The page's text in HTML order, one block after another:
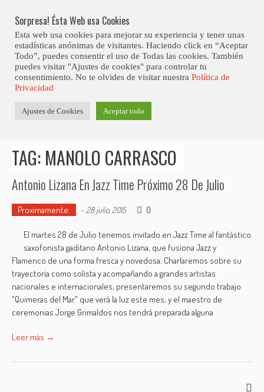
content
Club Contest.
Posts tagged "Manolo Carrasco"
TAG: MANOLO CARRASCO
Antonio Lizana En Jazz Time Próximo 28 De Julio
Proximamente: - 28 julio, 2015 0
El martes 28 de Julio tenemos invitado en Jazz Time al fantástico
saxofonista gaditano Antonio Lizana, que fusiona Jazz y
Flamenco de una forma fresca y novedosa. Charlaremos sobre su
trayectoria como solista y acompañando a grandes artistas
nacionales e internacionales, presentaremos su segundo trabajo
"Quimeras del Mar" que verá la luz este mes, y el maestro de
ceremonias Jorge Grimaldos nos tendrá preparada alguna
Leer más →
Sorpresa! Ésta Web usa Cookies
Esta web usa cookies para mejorar su experiencia y tener unas
estadísticas anónimas de visitantes. Haciendo click en “Aceptar
Todo”, puedes consentir el uso de Todas las cookies. También
puedes visitar "Ajustes de cookies" para controlar tu
consentimiento. No te olvides de visitar nuestra Política de
Privacidad
Ajustes de Cookies Aceptar todo